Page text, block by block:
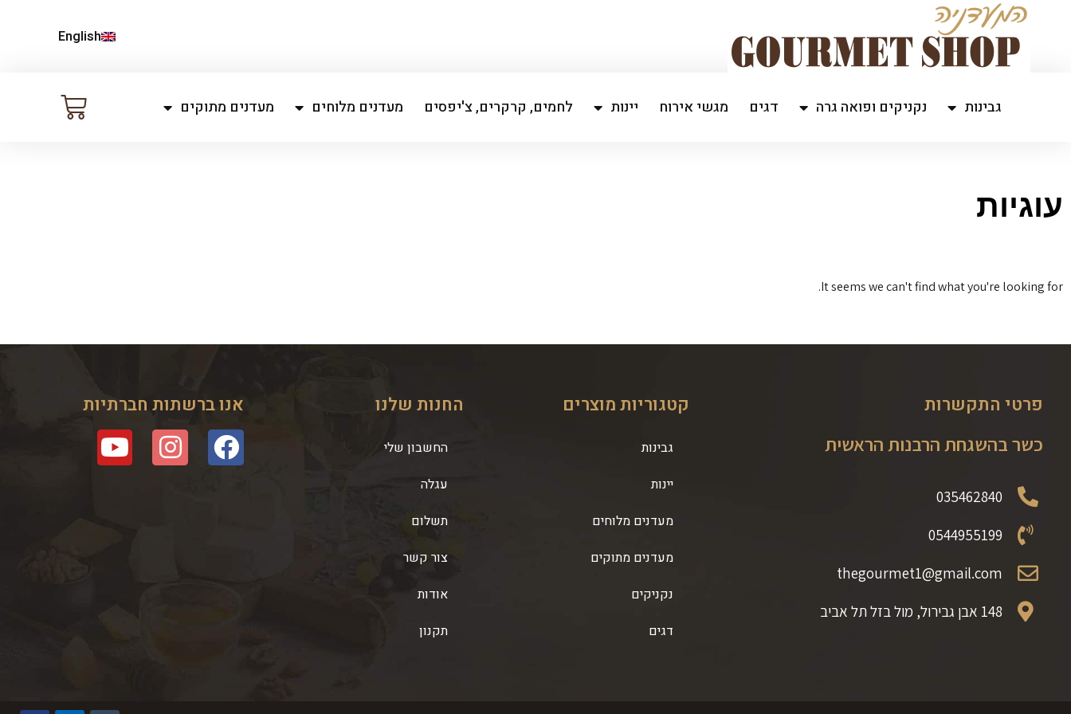
English
גבינות נקניקים ופואה גרה דגים מגשי אירוח יינות לחמים, קרקרים, צ'יפסים מעדנים מלוחים מעדנים מתוקים
עוגיות
It seems we can't find what you're looking for.
פרטי התקשרות
כשר בהשגחת הרבנות הראשית
035462840
0544955199
thegourmet1@gmail.com
148 אבן גבירול, מול בזל תל אביב
קטגוריות מוצרים
גבינות
יינות
מעדנים מלוחים
מעדנים מתוקים
נקניקים
דגים
החנות שלנו
החשבון שלי
עגלה
תשלום
צור קשר
אודות
תקנון
אנו ברשתות חברתיות